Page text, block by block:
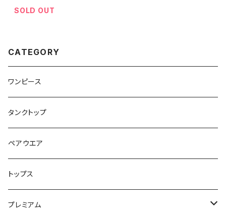
SOLD OUT
CATEGORY
ワンピース
タンクトップ
ペアウエア
トップス
プレミアム